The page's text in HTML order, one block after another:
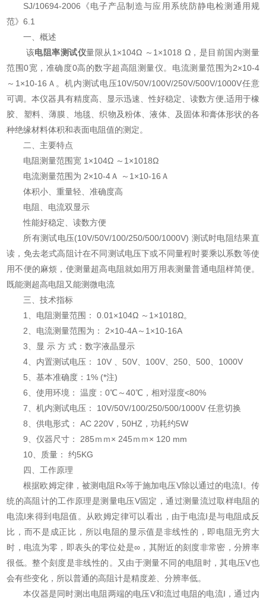
SJ/10694-2006《电子产品制造与应用系统防静电检测通用规
范》6.1
一、概述
该电阻率测试仪量限从1×104Ω ～1×1018 Ω，是目前国内测量
范围0宽，准确度0高的数字超高阻测量仪。电流测量范围为2×10-4
～1×10-16Ａ。机内测试电压10V/50V/100V/250V/500V/1000V任意
可调。本仪器具有精度高、显示迅速、性好稳定、读数方便,适用于橡
胶、塑料、薄膜、地毯、织物及粉体、液体、及固体和膏体形状的各
种绝缘材料体积和表面电阻值的测定。
二、主要特点
电阻测量范围宽 1×104Ω ～1×1018Ω
电流测量范围为 2×10-4Ａ ～1×10-16Ａ
体积小、重量轻、准确度高
电阻、电流双显示
性能好稳定、读数方便
所有测试电压(10V/50V/100/250/500/1000V) 测试时电阻结果直
读，免去老式高阻计在不同测试电压下或不同量程时要乘以系数等使
用不便的麻烦，使测量超高电阻就如用万用表测量普通电阻样简便。
既能测超高电阻又能测微电流
三、技术指标
1、电阻测量范围： 0.01×104Ω ～1×1018Ω。
2、电流测量范围为： 2×10-4A～1×10-16A
3、显 示 方 式：数字液晶显示
4、内置测试电压： 10V 、50V、100V、250、500、1000V
5、基本准确度：1% (*注)
6、使用环境： 温度：0℃～40℃，相对湿度<80%
7、机内测试电压： 10V/50V/100/250/500/1000V 任意切换
8、供电形式： AC 220V，50HZ，功耗约5W
9、仪器尺寸： 285ｍｍ× 245ｍｍ× 120 mm
10、质量： 约5KG
四、工作原理
根据欧姆定律，被测电阻Rx等于施加电压V除以通过的电流I。传
统的高阻计的工作原理是测量电压V固定，通过测量流过取样电阻的
电流I来得到电阻值。从欧姆定律可以看出，由于电流I是与电阻成反
比，而不是成正比，所以电阻的显示值是非线性的，即电阻无穷大
时，电流为零，即表头的零位处是∞，其附近的刻度非常密，分辨率
很低。整个刻度是非线性的。又由于测量不同的电阻时，其电压V也
会有些变化，所以普通的高阻计是精度差、分辨率低。
本仪器是同时测出电阻两端的电压V和流过电阻的电流I，通过内